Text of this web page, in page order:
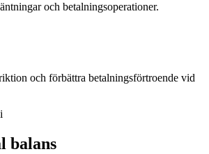
och betalningsoperationer.
och förbättra betalningsförtroende vid
balans